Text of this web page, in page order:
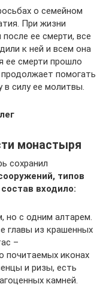
о семейном
При жизни
ее смерти, все
к ней и всем она
ее смерти прошло
помогать
силу ее молитвы.
монастыря
сохранил
типов
входило:
но с одним алтарем.
главы из крашенных
–
почитаемых иконах
и ризы, есть
камней.